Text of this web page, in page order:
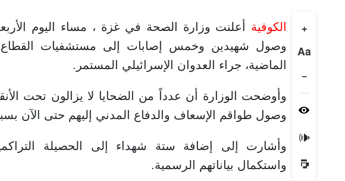
+
Aa
−
🔊
الكوفية أعلنت وزارة الصحة في غزة ، مساء اليوم
وصول شهيدين وخمس إصابات إلى مستشفيات القطاع
الماضية، جراء العدوان الإسرائيلي المستمر.
وأوضحت الوزارة أن عدداً من الضحايا لا يزالون تحت
وصول طواقم الإسعاف والدفاع المدني إليهم حتى الآن
وأشارت إلى إضافة ستة شهداء إلى الحصيلة
واستكمال بياناتهم الرسمية.